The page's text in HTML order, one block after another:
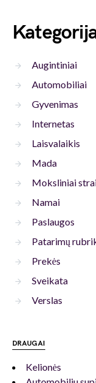
Augintiniai
Automobiliai
Gyvenimas
Internetas
Laisvalaikis
Mada
Moksliniai
Namai
Paslaugos
Patarimų
Prekės
Sveikata
Verslas
DRAUGAI
Kelionės